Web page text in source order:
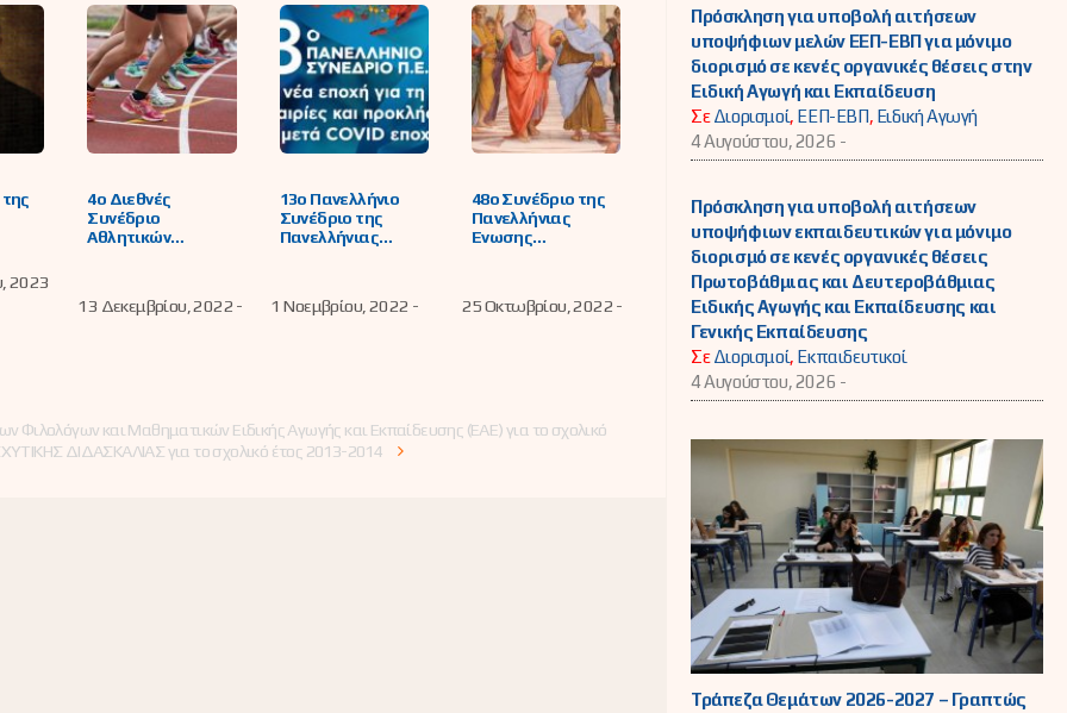
2023
4ο Διεθνές
Συνέδριο
Αθλητικών
13 Δεκεμβρίου, 2022 -
13o Πανελλήνιο
Συνέδριο της
Πανελλήνιας
1 Νοεμβρίου, 2022 -
48o Συνέδριο της
Πανελλήνιας
Ένωσης
25 Οκτωβρίου, 2022 -
Φιλολόγων και Μαθηματικών Ειδικής Αγωγής και Εκπαίδευσης (ΕΑΕ) για το σχολικό
ΔΙΔΑΣΚΑΛΙΑΣ για το σχολικό έτος 2013-2014
Πρόσκληση για υποβολή αιτήσεων
υποψήφιων μελών ΕΕΠ-ΕΒΠ για μόνιμο
διορισμό σε κενές οργανικές θέσεις στην
Ειδική Αγωγή και Εκπαίδευση
ΣεΔιορισμοί, ΕΕΠ-ΕΒΠ, Ειδική Αγωγή
4 Αυγούστου, 2026 -
Πρόσκληση για υποβολή αιτήσεων
υποψήφιων εκπαιδευτικών για μόνιμο
διορισμό σε κενές οργανικές θέσεις
Πρωτοβάθμιας και Δευτεροβάθμιας
Ειδικής Αγωγής και Εκπαίδευσης και
Γενικής Εκπαίδευσης
ΣεΔιορισμοί, Εκπαιδευτικοί
4 Αυγούστου, 2026 -
Τράπεζα Θεμάτων 2026-2027 – Γραπτώς